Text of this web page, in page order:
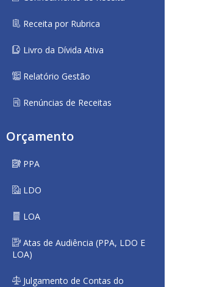
Receita por Rubrica
Livro da Dívida Ativa
Relatório Gestão
Renúncias de Receitas
Orçamento
PPA
LDO
LOA
Atas de Audiência (PPA, LDO E
LOA)
Julgamento de Contas do